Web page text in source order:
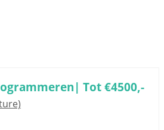
Tot €4500,-